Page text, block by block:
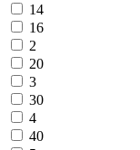
14
16
2
20
3
30
4
40